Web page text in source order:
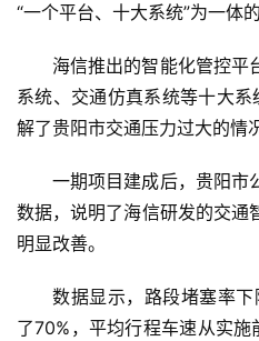
“一个平台、十大系统”为一体
海信推出的智能化管控平
系统、交通仿真系统等十大
解了贵阳市交通压力过大的情
一期项目建成后，贵阳市
数据，说明了海信研发的交通
明显改善。
数据显示，路段堵塞率
了70%，平均行程车速从实